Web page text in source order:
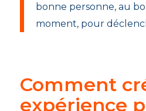
bonne personne, au
moment, pour
Comment
expérience